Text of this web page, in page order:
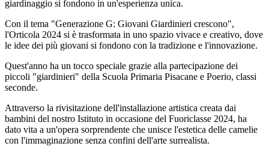
giardinaggio si fondono in un'esperienza unica.
Con il tema "Generazione G: Giovani Giardinieri crescono",
l'Orticola 2024 si è trasformata in uno spazio vivace e creativo, dove
le idee dei più giovani si fondono con la tradizione e l'innovazione.
Quest'anno ha un tocco speciale grazie alla partecipazione dei
piccoli "giardinieri" della Scuola Primaria Pisacane e Poerio, classi
seconde.
Attraverso la rivisitazione dell'installazione artistica creata dai
bambini del nostro Istituto in occasione del Fuoriclasse 2024, ha
dato vita a un'opera sorprendente che unisce l'estetica delle camelie
con l'immaginazione senza confini dell'arte surrealista.